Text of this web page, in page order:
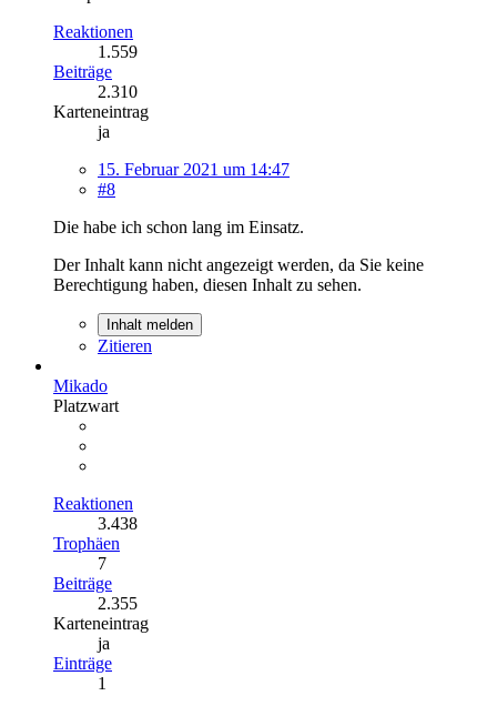
Reaktionen
1.559
Beiträge
2.310
Karteneintrag
ja
15. Februar 2021 um 14:47
#8
Die habe ich schon lang im Einsatz.
Der Inhalt kann nicht angezeigt werden, da Sie keine
Berechtigung haben, diesen Inhalt zu sehen.
Inhalt melden
Zitieren
Mikado
Platzwart
Reaktionen
3.438
Trophäen
7
Beiträge
2.355
Karteneintrag
ja
Einträge
1